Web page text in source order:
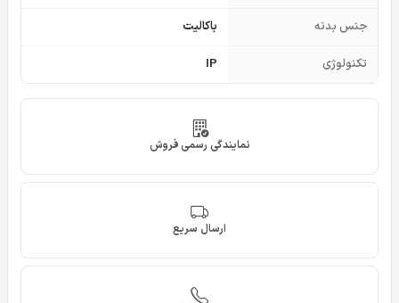
جنس بدنه باکالیت
تکنولوژی IP
نمایندگی رسمی فروش
ارسال سریع